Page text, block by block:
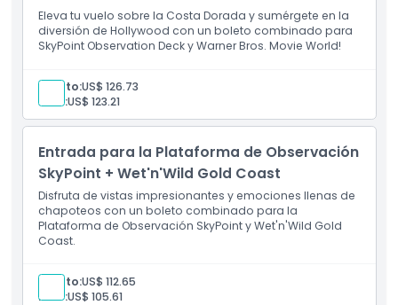
Eleva tu vuelo sobre la Costa Dorada y sumérgete en la
diversión de Hollywood con un boleto combinado para
SkyPoint Observation Deck y Warner Bros. Movie World!
Adulto:US$ 126.73
Niño:US$ 123.21
Entrada para la Plataforma de Observación
SkyPoint + Wet'n'Wild Gold Coast
Disfruta de vistas impresionantes y emociones llenas de
chapoteos con un boleto combinado para la
Plataforma de Observación SkyPoint y Wet'n'Wild Gold
Coast.
Adulto:US$ 112.65
Niño:US$ 105.61